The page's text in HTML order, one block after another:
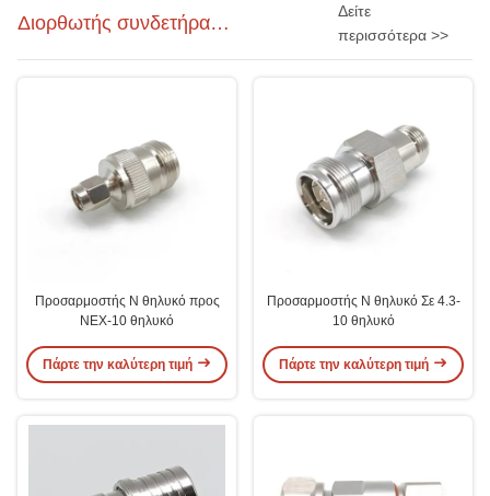
Διορθωτής συνδετήρα
ραδιοσυχνοτήτων
Δείτε
περισσότερα >>
Προσαρμοστής N θηλυκό προς
NEX-10 θηλυκό
Πάρτε την καλύτερη τιμή
Προσαρμοστής N θηλυκό Σε 4.3-
10 θηλυκό
Πάρτε την καλύτερη τιμή